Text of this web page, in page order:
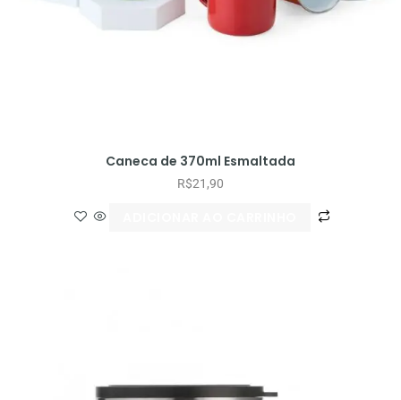
Caneca de 370ml Esmaltada
R$21,90